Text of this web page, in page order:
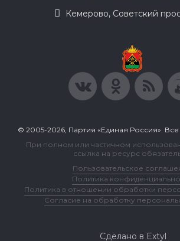
​Кемерово, Советский
© 2005-2026, Партия «Единая Россия».
При полном или частичном
ссылка на ресурс
Пользовательское
Политика
Политика в отношении обработки
Согласие на обработку
Сделано в Extyl